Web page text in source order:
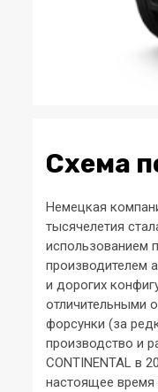
Схема
Немецкая
тысячелетия
использованием
производителем
и дорогих
отличительными
форсунки (за
производство и
CONTINENTAL в
настоящее время